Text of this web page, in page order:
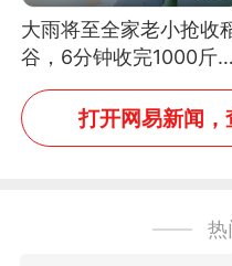
大雨将至全家老小抢收
谷，6分钟收完1000斤，
没有一个人掉链子
打开网易新闻
热